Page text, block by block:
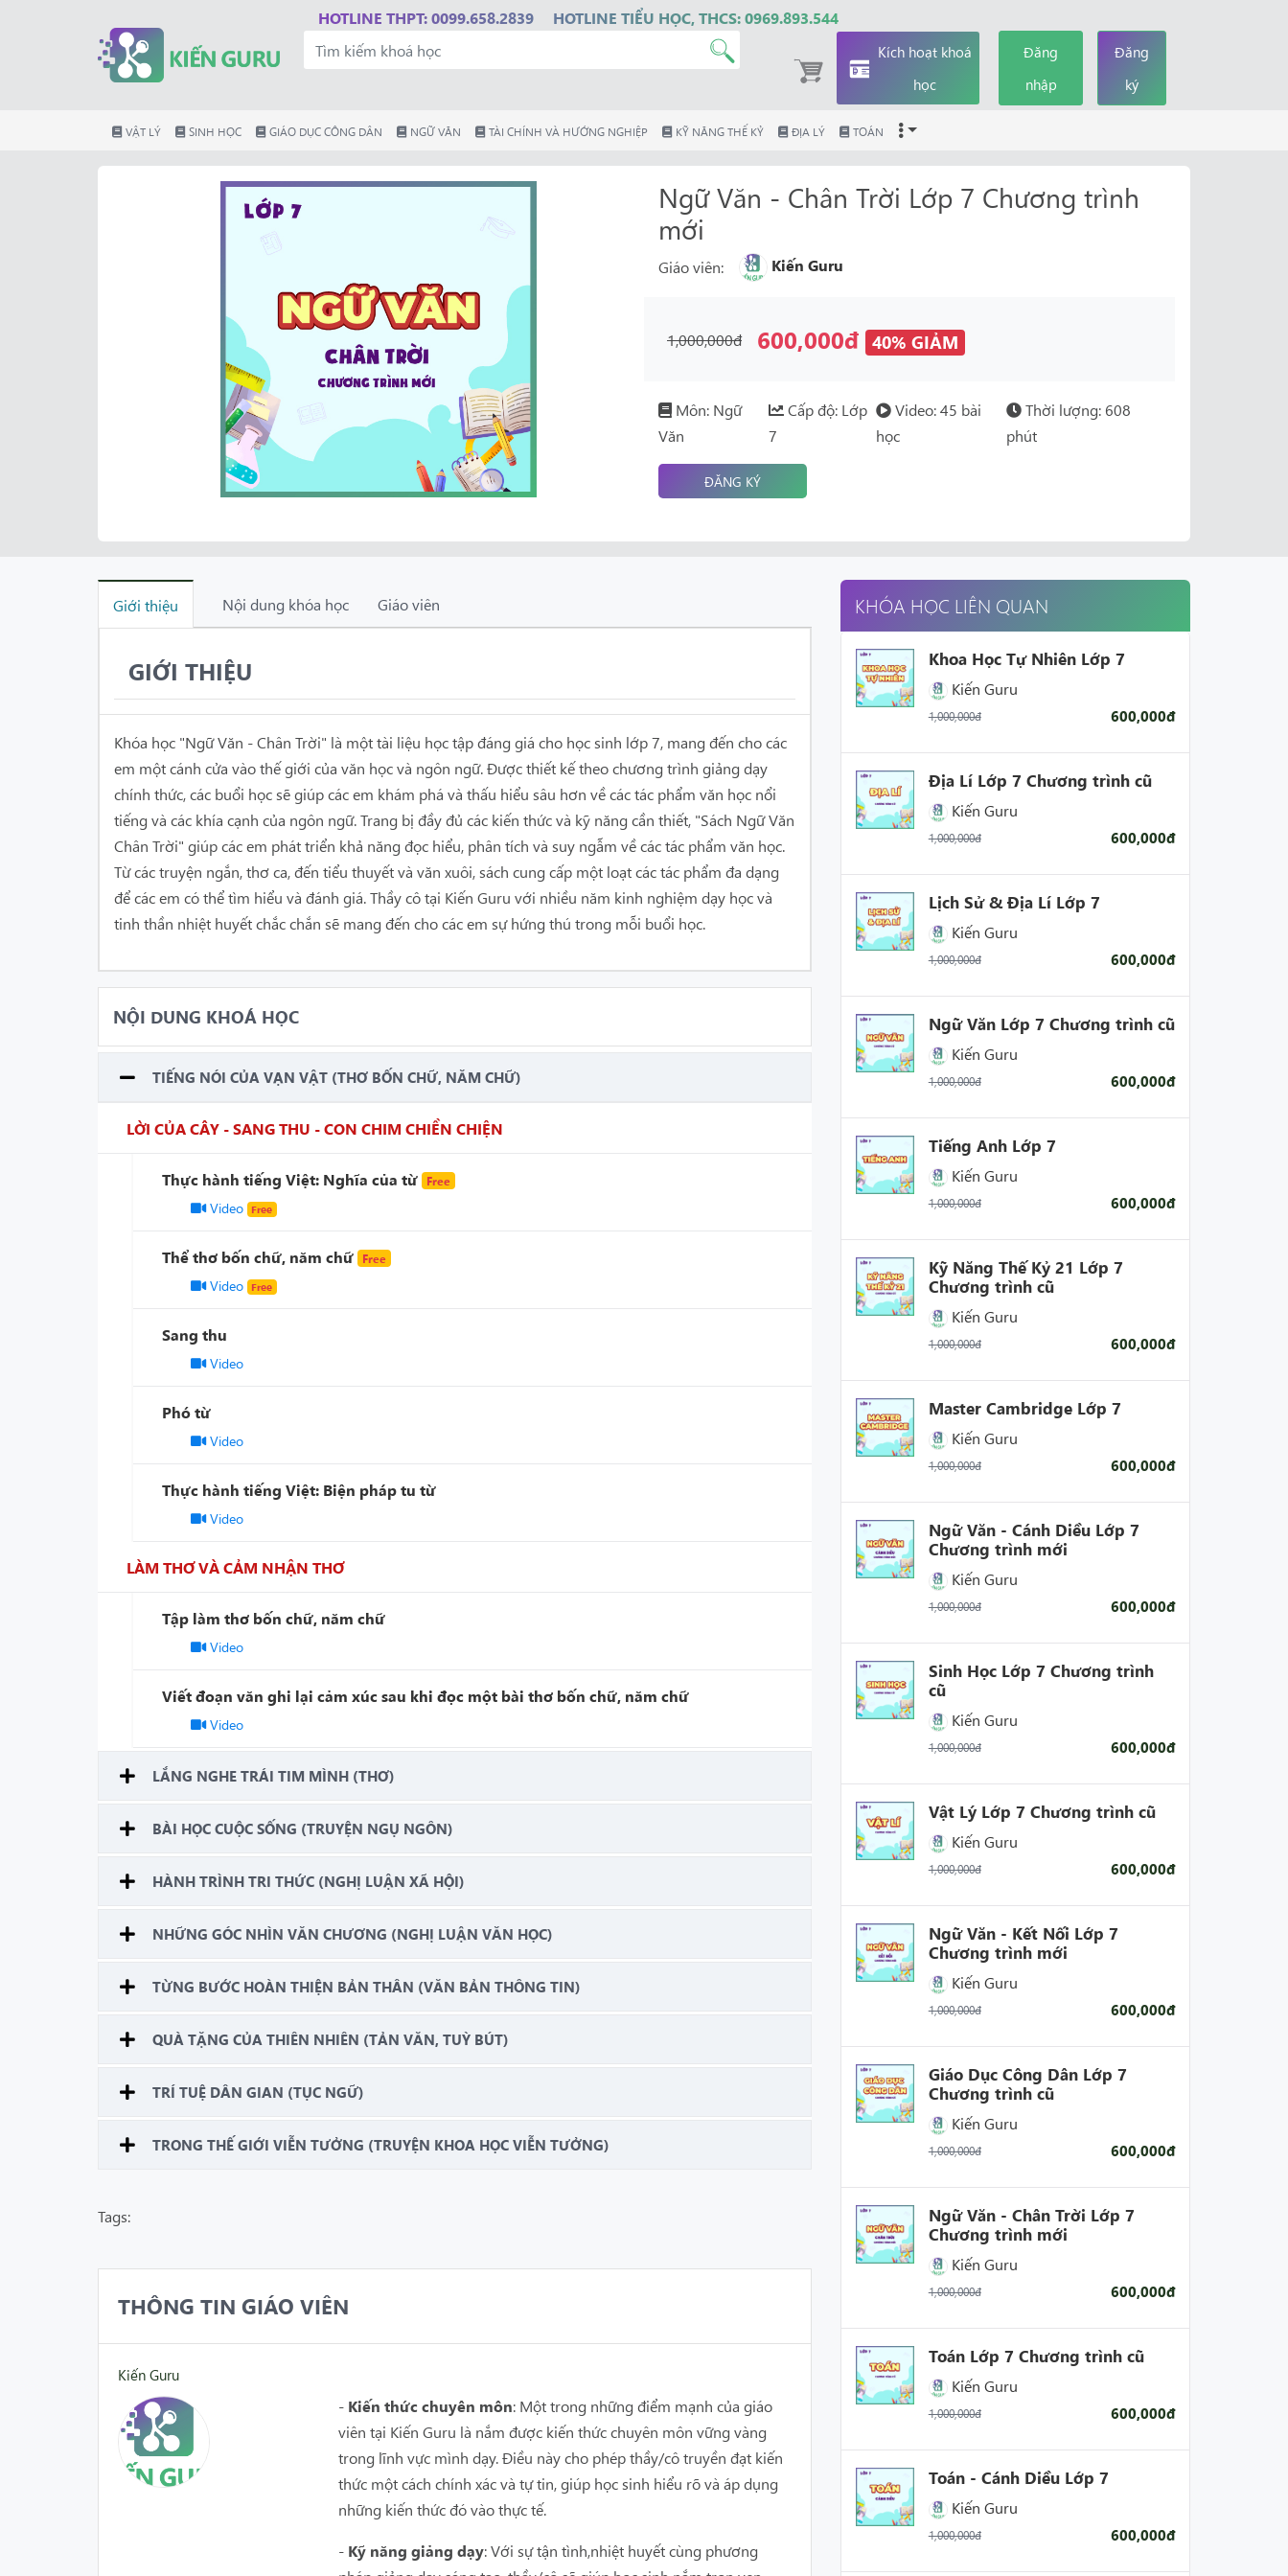
HOTLINE THPT: 0099.658.2839 HOTLINE TIỂU HỌC, THCS: 0969.893.544
Kích hoạt khoá
học
Đăng
nhập
Đăng
ký
VẬT LÝ SINH HỌC GIÁO DỤC CÔNG DÂN NGỮ VĂN TÀI CHÍNH VÀ HƯỚNG NGHIỆP KỸ NĂNG THẾ KỶ ĐỊA LÝ TOÁN
Ngữ Văn - Chân Trời Lớp 7 Chương trình
mới
Giáo viên: Kiến Guru
1,000,000đ 600,000đ 40% GIẢM
Môn: Ngữ
Văn
Cấp độ: Lớp
7
Video: 45 bài
học
Thời lượng: 608
phút
ĐĂNG KÝ
Giới thiệu Nội dung khóa học Giáo viên
GIỚI THIỆU
Khóa học "Ngữ Văn - Chân Trời" là một tài liệu học tập đáng giá cho học sinh lớp 7, mang đến cho các
em một cánh cửa vào thế giới của văn học và ngôn ngữ. Được thiết kế theo chương trình giảng dạy
chính thức, các buổi học sẽ giúp các em khám phá và thấu hiểu sâu hơn về các tác phẩm văn học nổi
tiếng và các khía cạnh của ngôn ngữ. Trang bị đầy đủ các kiến thức và kỹ năng cần thiết, "Sách Ngữ Văn
Chân Trời" giúp các em phát triển khả năng đọc hiểu, phân tích và suy ngẫm về các tác phẩm văn học.
Từ các truyện ngắn, thơ ca, đến tiểu thuyết và văn xuôi, sách cung cấp một loạt các tác phẩm đa dạng
để các em có thể tìm hiểu và đánh giá. Thầy cô tại Kiến Guru với nhiều năm kinh nghiệm dạy học và
tinh thần nhiệt huyết chắc chắn sẽ mang đến cho các em sự hứng thú trong mỗi buổi học.
NỘI DUNG KHOÁ HỌC
TIẾNG NÓI CỦA VẠN VẬT (THƠ BỐN CHỮ, NĂM CHỮ)
LỜI CỦA CÂY - SANG THU - CON CHIM CHIỀN CHIỆN
Thực hành tiếng Việt: Nghĩa của từ Free
Video Free
Thể thơ bốn chữ, năm chữ Free
Video Free
Sang thu
Video
Phó từ
Video
Thực hành tiếng Việt: Biện pháp tu từ
Video
LÀM THƠ VÀ CẢM NHẬN THƠ
Tập làm thơ bốn chữ, năm chữ
Video
Viết đoạn văn ghi lại cảm xúc sau khi đọc một bài thơ bốn chữ, năm chữ
Video
LẮNG NGHE TRÁI TIM MÌNH (THƠ)
BÀI HỌC CUỘC SỐNG (TRUYỆN NGỤ NGÔN)
HÀNH TRÌNH TRI THỨC (NGHỊ LUẬN XÃ HỘI)
NHỮNG GÓC NHÌN VĂN CHƯƠNG (NGHỊ LUẬN VĂN HỌC)
TỪNG BƯỚC HOÀN THIỆN BẢN THÂN (VĂN BẢN THÔNG TIN)
QUÀ TẶNG CỦA THIÊN NHIÊN (TẢN VĂN, TUỲ BÚT)
TRÍ TUỆ DÂN GIAN (TỤC NGỮ)
TRONG THẾ GIỚI VIỄN TƯỞNG (TRUYỆN KHOA HỌC VIỄN TƯỞNG)
Tags:
THÔNG TIN GIÁO VIÊN
Kiến Guru
- Kiến thức chuyên môn: Một trong những điểm mạnh của giáo
viên tại Kiến Guru là nắm được kiến thức chuyên môn vững vàng
trong lĩnh vực mình dạy. Điều này cho phép thầy/cô truyền đạt kiến
thức một cách chính xác và tự tin, giúp học sinh hiểu rõ và áp dụng
những kiến thức đó vào thực tế.
- Kỹ năng giảng dạy: Với sự tận tình,nhiệt huyết cùng phương
KHÓA HỌC LIÊN QUAN
Khoa Học Tự Nhiên Lớp 7
Kiến Guru
1,000,000đ 600,000đ
Địa Lí Lớp 7 Chương trình cũ
Kiến Guru
1,000,000đ 600,000đ
Lịch Sử & Địa Lí Lớp 7
Kiến Guru
1,000,000đ 600,000đ
Ngữ Văn Lớp 7 Chương trình cũ
Kiến Guru
1,000,000đ 600,000đ
Tiếng Anh Lớp 7
Kiến Guru
1,000,000đ 600,000đ
Kỹ Năng Thế Kỷ 21 Lớp 7
Chương trình cũ
Kiến Guru
1,000,000đ 600,000đ
Master Cambridge Lớp 7
Kiến Guru
1,000,000đ 600,000đ
Ngữ Văn - Cánh Diều Lớp 7
Chương trình mới
Kiến Guru
1,000,000đ 600,000đ
Sinh Học Lớp 7 Chương trình
cũ
Kiến Guru
1,000,000đ 600,000đ
Vật Lý Lớp 7 Chương trình cũ
Kiến Guru
1,000,000đ 600,000đ
Ngữ Văn - Kết Nối Lớp 7
Chương trình mới
Kiến Guru
1,000,000đ 600,000đ
Giáo Dục Công Dân Lớp 7
Chương trình cũ
Kiến Guru
1,000,000đ 600,000đ
Ngữ Văn - Chân Trời Lớp 7
Chương trình mới
Kiến Guru
1,000,000đ 600,000đ
Toán Lớp 7 Chương trình cũ
Kiến Guru
1,000,000đ 600,000đ
Toán - Cánh Diều Lớp 7
Kiến Guru
1,000,000đ 600,000đ